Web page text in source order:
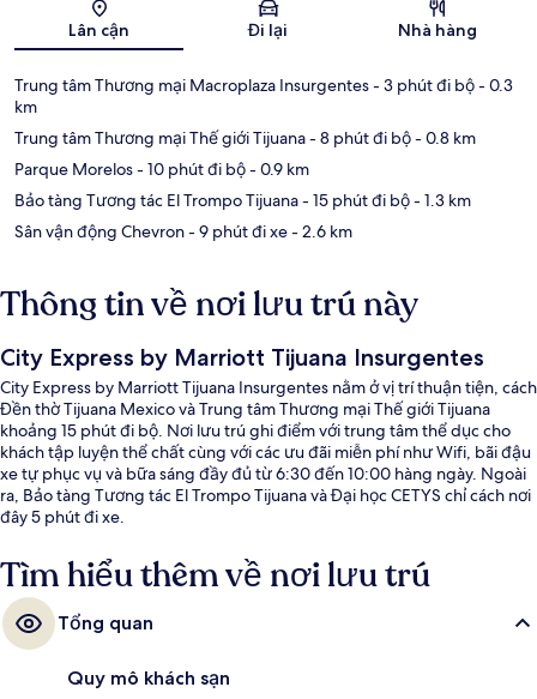
Bản đồ
Lân cận Đi lại Nhà hàng
Trung tâm Thương mại Macroplaza Insurgentes- 3 phút đi bộ- 0.3
km
Trung tâm Thương mại Thế giới Tijuana- 8 phút đi bộ- 0.8 km
Parque Morelos- 10 phút đi bộ- 0.9 km
Bảo tàng Tương tác El Trompo Tijuana- 15 phút đi bộ- 1.3 km
Sân vận động Chevron- 9 phút đi xe- 2.6 km
Thông tin về nơi lưu trú này
City Express by Marriott Tijuana Insurgentes
City Express by Marriott Tijuana Insurgentes nằm ở vị trí thuận tiện, cách
Đền thờ Tijuana Mexico và Trung tâm Thương mại Thế giới Tijuana
khoảng 15 phút đi bộ. Nơi lưu trú ghi điểm với trung tâm thể dục cho
khách tập luyện thể chất cùng với các ưu đãi miễn phí như Wifi, bãi đậu
xe tự phục vụ và bữa sáng đầy đủ từ 6:30 đến 10:00 hàng ngày. Ngoài
ra, Bảo tàng Tương tác El Trompo Tijuana và Đại học CETYS chỉ cách nơi
đây 5 phút đi xe.
Tìm hiểu thêm về nơi lưu trú
Tổng quan
Quy mô khách sạn